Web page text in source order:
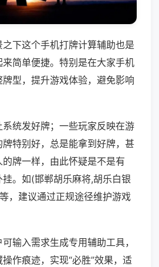
下这个手机打牌计算辅助也是
简单便捷。特别是在大家手机
型，提升游戏体验，避免影响
统发好牌；一些玩家反映在游
特别好，总是能拿到好牌，甚
牌一样，由此怀疑是不是有
。如(邯郸胡乐麻将,胡乐白银
，建议通过正规途径维护游戏
输入需求生成专用辅助工具，
作痕迹，实现“必胜”效果，适